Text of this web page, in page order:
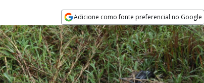
Adicione como fonte preferencial no Google
Opens in new window